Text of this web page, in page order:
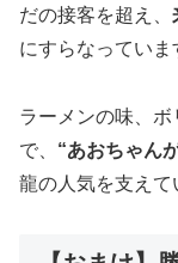
だの接客を超え、
にすらなっていま
ラーメンの味、
で、 “あおちゃん
龍の人気を支えて